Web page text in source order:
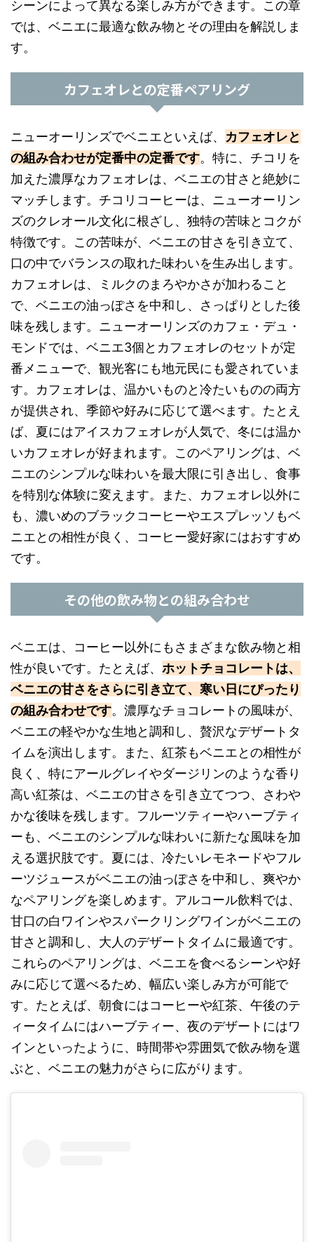
シーンによって異なる楽しみ方ができます。この章
では、ベニエに最適な飲み物とその理由を解説しま
す。
カフェオレとの定番ペアリング
ニューオーリンズでベニエといえば、 カフェオレと
の組み合わせが定番中の定番です。特に、チコリを
加えた濃厚なカフェオレは、ベニエの甘さと絶妙に
マッチします。チコリコーヒーは、ニューオーリン
ズのクレオール文化に根ざし、独特の苦味とコクが
特徴です。この苦味が、ベニエの甘さを引き立て、
口の中でバランスの取れた味わいを生み出します。
カフェオレは、ミルクのまろやかさが加わること
で、ベニエの油っぽさを中和し、さっぱりとした後
味を残します。ニューオーリンズのカフェ・デュ・
モンドでは、ベニエ3個とカフェオレのセットが定
番メニューで、観光客にも地元民にも愛されていま
す。カフェオレは、温かいものと冷たいものの両方
が提供され、季節や好みに応じて選べます。たとえ
ば、夏にはアイスカフェオレが人気で、冬には温か
いカフェオレが好まれます。このペアリングは、ベ
ニエのシンプルな味わいを最大限に引き出し、食事
を特別な体験に変えます。また、カフェオレ以外に
も、濃いめのブラックコーヒーやエスプレッソもベ
ニエとの相性が良く、コーヒー愛好家にはおすすめ
です。
その他の飲み物との組み合わせ
ベニエは、コーヒー以外にもさまざまな飲み物と相
性が良いです。たとえば、 ホットチョコレートは、
ベニエの甘さをさらに引き立て、寒い日にぴったり
の組み合わせです。濃厚なチョコレートの風味が、
ベニエの軽やかな生地と調和し、贅沢なデザートタ
イムを演出します。また、紅茶もベニエとの相性が
良く、特にアールグレイやダージリンのような香り
高い紅茶は、ベニエの甘さを引き立てつつ、さわや
かな後味を残します。フルーツティーやハーブティ
ーも、ベニエのシンプルな味わいに新たな風味を加
える選択肢です。夏には、冷たいレモネードやフル
ーツジュースがベニエの油っぽさを中和し、爽やか
なペアリングを楽しめます。アルコール飲料では、
甘口の白ワインやスパークリングワインがベニエの
甘さと調和し、大人のデザートタイムに最適です。
これらのペアリングは、ベニエを食べるシーンや好
みに応じて選べるため、幅広い楽しみ方が可能で
す。たとえば、朝食にはコーヒーや紅茶、午後のテ
ィータイムにはハーブティー、夜のデザートにはワ
インといったように、時間帯や雰囲気で飲み物を選
ぶと、ベニエの魅力がさらに広がります。